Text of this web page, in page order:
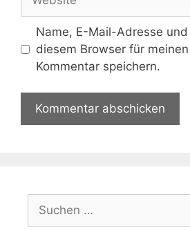
Name, E-Mail-Adresse
diesem Browser für
Kommentar speichern.
Suchen
nach: